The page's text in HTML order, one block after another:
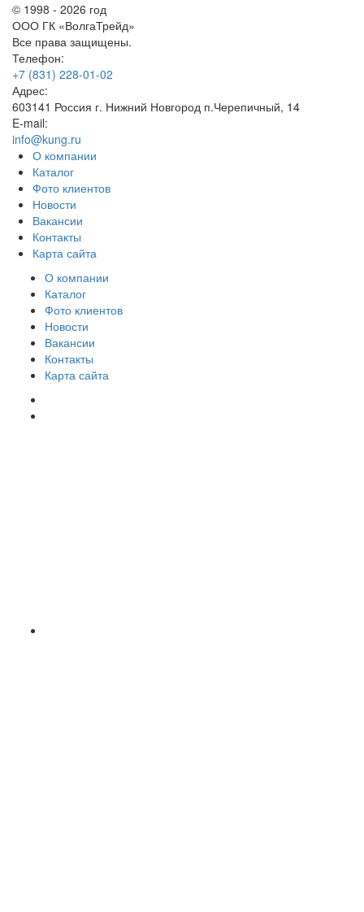
© 1998 - 2026 год
ООО ГК «ВолгаТрейд»
Все права защищены.
Телефон:
+7 (831) 228-01-02
Адрес:
603141 Россия г. Нижний Новгород п.Черепичный, 14
E-mail:
info@kung.ru
О компании
Каталог
Фото клиентов
Новости
Вакансии
Контакты
Карта сайта
О компании
Каталог
Фото клиентов
Новости
Вакансии
Контакты
Карта сайта